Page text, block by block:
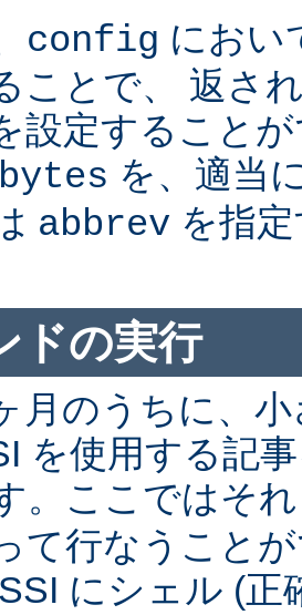
config にお
ことで、 返さ
設定すること
bytes を、適当
abbrev を指
ドの実行
月のうちに、
を使用する記
。ここではそ
て行なうこと
にシェル (